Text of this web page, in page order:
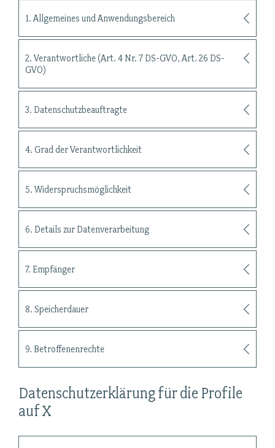
1. Allgemeines und Anwendungsbereich
2. Verantwortliche (Art. 4 Nr. 7 DS-GVO, Art. 26 DS-
GVO)
3. Datenschutzbeauftragte
4. Grad der Verantwortlichkeit
5. Widerspruchsmöglichkeit
6. Details zur Datenverarbeitung
7. Empfänger
8. Speicherdauer
9. Betroffenenrechte
Datenschutzerklärung für die Profile
auf X